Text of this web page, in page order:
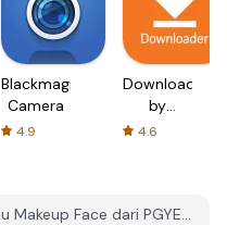
Blackmagic
Camera
4.9
Downloader
by
AFTVnews
4.6
Bagaimana cara mengunduh You Makeup Face dari PGYER APK HUB?